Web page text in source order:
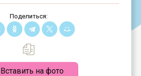
Поделиться:
Вставить на фото